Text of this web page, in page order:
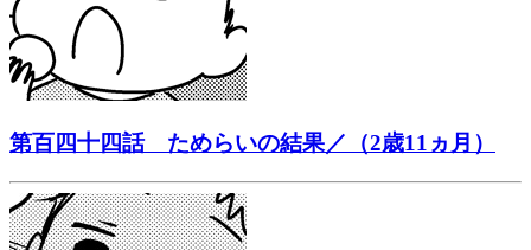
第百四十四話 ためらいの結果／（2歳11ヵ月）